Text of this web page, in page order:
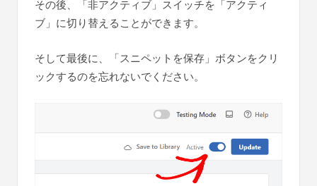
その後、「非アクティブ」スイッチを「アクティ
ブ」に切り替えることができます。
そして最後に、「スニペットを保存」ボタンをクリ
ックするのを忘れないでください。